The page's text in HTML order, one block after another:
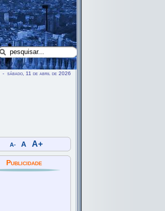
- sábado, 11 de abril de 2026
A- A A+
Publicidade